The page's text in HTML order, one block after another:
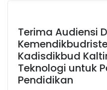
Terima Audiensi
Kadisdikbud
Teknologi untuk
Pendidikan